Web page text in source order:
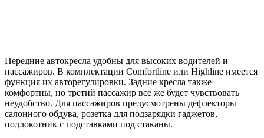
Передние автокресла удобны для высоких водителей и
пассажиров. В комплектации Comfortline или Highline имеется
функция их авторегулировки. Задние кресла также
комфортны, но третий пассажир все же будет чувствовать
неудобство. Для пассажиров предусмотрены дефлекторы
салонного обдува, розетка для подзарядки гаджетов,
подлокотник с подставками под стаканы.